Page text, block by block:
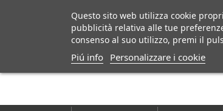
Questo sito web utilizza cookie
pubblicità relativa alle tue
consenso al suo utilizzo, premi il
Piú info Personalizzare i cookie